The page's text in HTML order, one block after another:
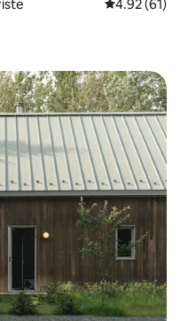
Calificación
4.92 (61)